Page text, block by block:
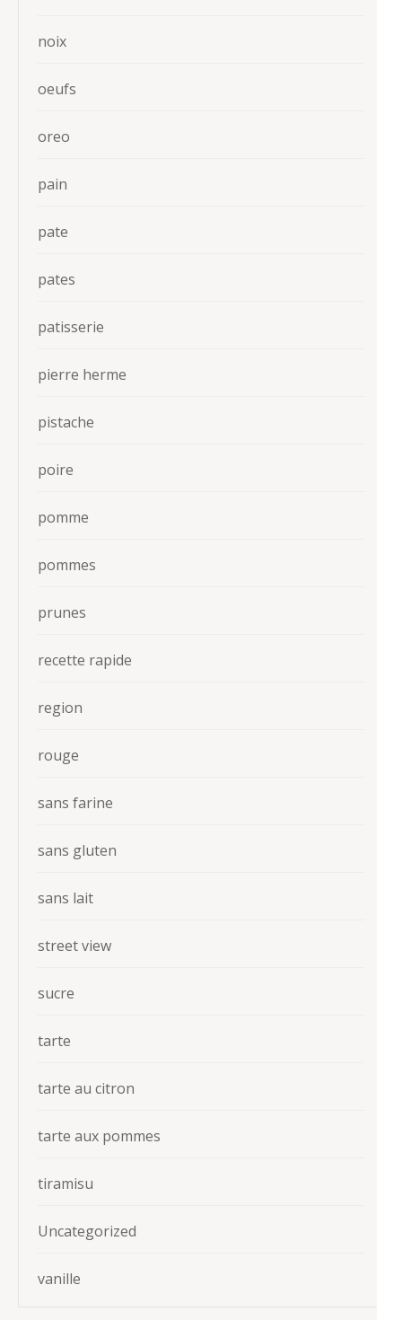
noix
oeufs
oreo
pain
pate
pates
patisserie
pierre herme
pistache
poire
pomme
pommes
prunes
recette rapide
region
rouge
sans farine
sans gluten
sans lait
street view
sucre
tarte
tarte au citron
tarte aux pommes
tiramisu
Uncategorized
vanille